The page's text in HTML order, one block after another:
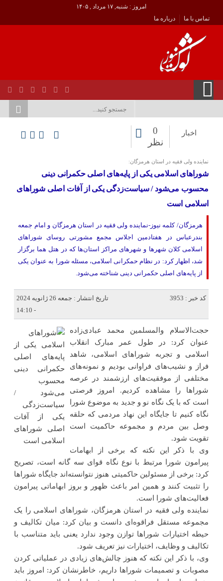
امروز : شنبه, ۱۷ مرداد , ۱۴۰۵
تماس با ما
درباره ما
اخبار
0
نظر
نماینده ولی فقیه در استان هرمزگان:
شوراهای اسلامی یکی از پایه‌های اصلی حکمرانی دینی
محسوب می‌شود / سیاست‌زدگی یکی از آفات اصلی شوراهای
اسلامی است
هرمزگان/ کلمه نیوز-نماینده ولی فقیه در استان هرمزگان و امام جمعه
بندرعباس در هفتادمین اجلاس مجمع مشورتی روسای شوراهای
اسلامی کلان شهرها و شهرهای مراکز استان‌ها که در هتل هما برگزار
شد، اظهار کرد: در نظام حمکرانی اسلامی، مسئله شورا به عنوان یکی
از پایه‌های اصلی حکمرانی دینی شناخته می‌شود.
کد خبر : 3953
تاریخ انتشار : جمعه 26 ژانویه 2024
- 14:10
حجت‌الاسلام والمسلمین محمد عبادی‌زاده
عنوان کرد: در طول عمر مبارک انقلاب
اسلامی و تجربه شوراهای اسلامی، شاهد
فراز و نشیب‌های فراوانی بودیم و نمونه‌های
مختلفی از موفقیت‌های ارزشمند در عرصه
شوراها را مشاهده کردیم. امروز فرصتی
است که با یک نگاه نو و جدید به موضوع شورا
نگاه کنیم تا جایگاه این نهاد مردمی که حلقه
وصل بین مردم و مجموعه حاکمیت است
تقویت شود.
وی با ذکر این نکته که برخی از ابهامات
پیرامون شورا مرتبط با نوع نگاه قوای سه گانه است، تصریح
کرد: برخی از مسئولین حاکمیتی هنوز نتوانسته‌اند جایگاه شوراها
را تثبیت کنند و همین امر باعث ظهور و بروز ابهاماتی پیرامون
فعالیت‌های شورا است.
نماینده ولی فقیه در استان هرمزگان، شوراهای اسلامی را یک
مجموعه مستقل فراقوه‌ای دانست و بیان کرد: میان تکالیف و
حیطه اختیارات شوراها توازن وجود ندارد یعنی باید متناسب با
تکالیف و وظایف، اختیارات نیز تعریف شود.
وی، با ذکر این نکته که هنوز چالش‌های زیادی در عملیاتی کردن
مصوبات و تصمیمات شوراها داریم، خاطرنشان کرد: امروز باید